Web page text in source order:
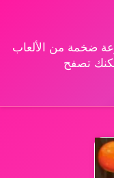
ضخمة من الألعاب
تصفح